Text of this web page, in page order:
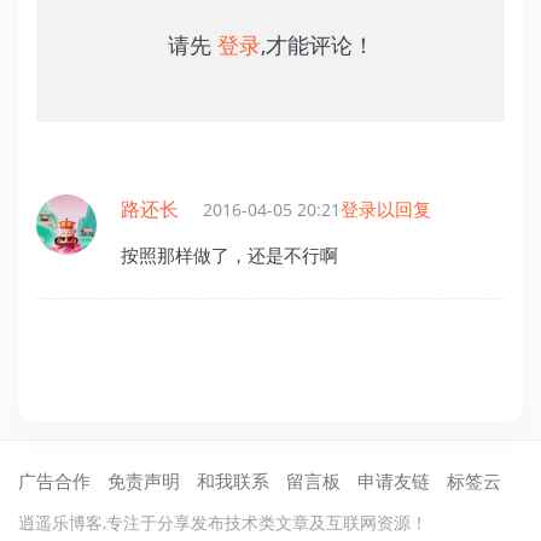
请先 登录,才能评论！
路还长 2016-04-05 20:21登录以回复
按照那样做了，还是不行啊
广告合作 免责声明 和我联系 留言板 申请友链 标签云
逍遥乐博客,专注于分享发布技术类文章及互联网资源！